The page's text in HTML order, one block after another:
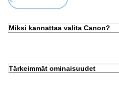
Miksi kannattaa valita Canon?
Tärkeimmät ominaisuudet